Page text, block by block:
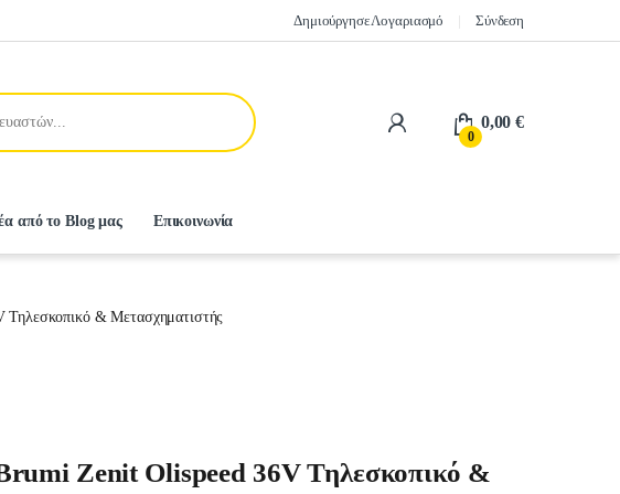
Δημιούργησε Λογαριασμό Σύνδεση
0
0,00€
από το Blog μας Επικοινωνία
Τηλεσκοπικό & Μετασχηματιστής
Zenit Olispeed 36V Τηλεσκοπικό &